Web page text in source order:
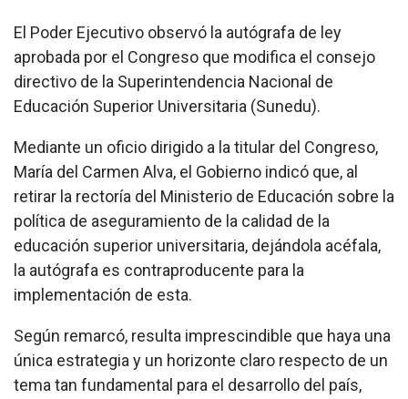
El Poder Ejecutivo observó la autógrafa de ley
aprobada por el Congreso que modifica el consejo
directivo de la Superintendencia Nacional de
Educación Superior Universitaria (Sunedu).
Mediante un oficio dirigido a la titular del Congreso,
María del Carmen Alva, el Gobierno indicó que, al
retirar la rectoría del Ministerio de Educación sobre la
política de aseguramiento de la calidad de la
educación superior universitaria, dejándola acéfala,
la autógrafa es contraproducente para la
implementación de esta.
Según remarcó, resulta imprescindible que haya una
única estrategia y un horizonte claro respecto de un
tema tan fundamental para el desarrollo del país,